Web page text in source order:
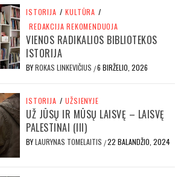
ISTORIJA / KULTŪRA /
REDAKCIJA REKOMENDUOJA
VIENOS RADIKALIOS BIBLIOTEKOS
ISTORIJA
BYROKAS LINKEVIČIUS /6 BIRŽELIO, 2026
ISTORIJA / UŽSIENYJE
UŽ JŪSŲ IR MŪSŲ LAISVĘ – LAISVĘ
PALESTINAI (III)
BYLAURYNAS TOMELAITIS /22 BALANDŽIO, 2024